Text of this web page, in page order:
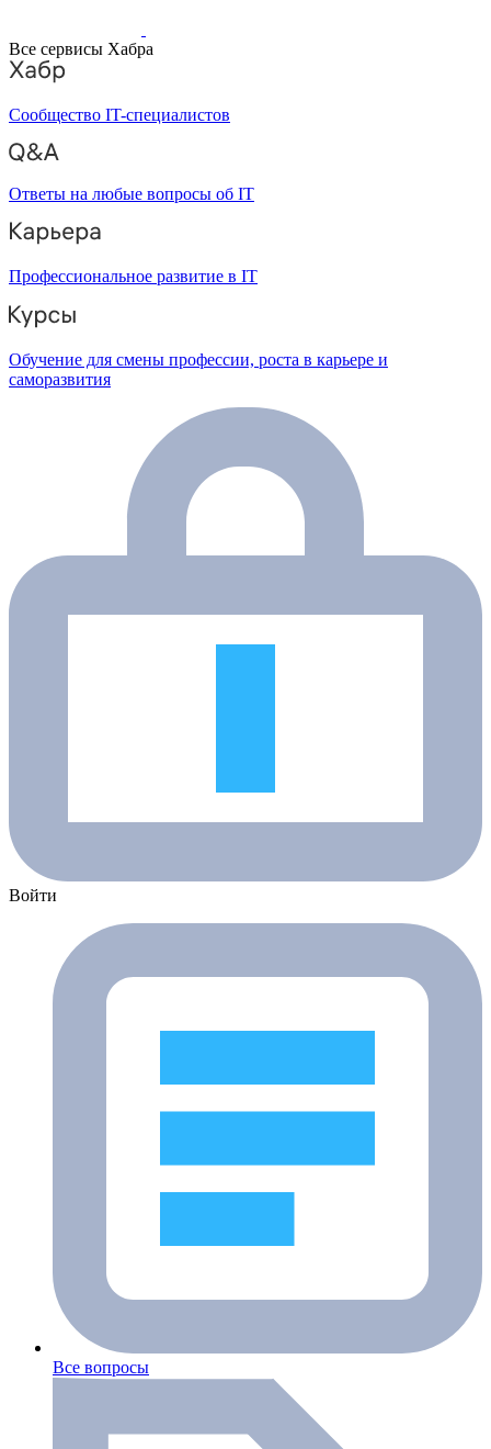
Все сервисы Хабра
Сообщество IT-специалистов
Ответы на любые вопросы об IT
Профессиональное развитие в IT
Обучение для смены профессии, роста в карьере и
саморазвития
Войти
Все вопросы